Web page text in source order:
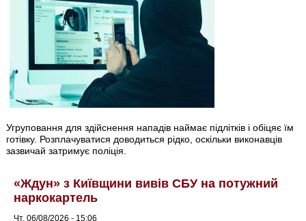
Угруповання для здійснення нападів наймає підлітків і обіцяє їм
готівку. Розплачуватися доводиться рідко, оскільки виконавців
зазвичай затримує поліція.
«Ждун» з Київщини вивів СБУ на потужний
наркокартель
Чт, 06/08/2026 - 15:06